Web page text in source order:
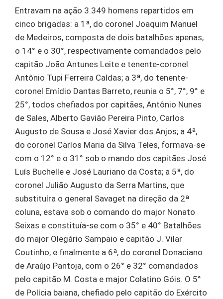
Entravam na ação 3.349 homens repartidos em
cinco brigadas: a 1ª, do coronel Joaquim Manuel
de Medeiros, composta de dois batalhões apenas,
o 14° e o 30°, respectivamente comandados pelo
capitão João Antunes Leite e tenente-coronel
Antônio Tupi Ferreira Caldas; a 3ª, do tenente-
coronel Emídio Dantas Barreto, reunia o 5°, 7°, 9° e
25°, todos chefiados por capitães, Antônio Nunes
de Sales, Alberto Gavião Pereira Pinto, Carlos
Augusto de Sousa e José Xavier dos Anjos; a 4ª,
do coronel Carlos Maria da Silva Teles, formava-se
com o 12° e o 31° sob o mando dos capitães José
Luís Buchelle e José Lauriano da Costa; a 5ª, do
coronel Julião Augusto da Serra Martins, que
substituíra o general Savaget na direção da 2ª
coluna, estava sob o comando do major Nonato
Seixas e constituía-se com o 35° e 40° Batalhões
do major Olegário Sampaio e capitão J. Vilar
Coutinho; e finalmente a 6ª, do coronel Donaciano
de Araújo Pantoja, com o 26° e 32° comandados
pelo capitão M. Costa e major Colatino Góis. O 5°
de Polícia baiana, chefiado pelo capitão do Exército